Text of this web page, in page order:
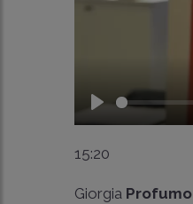
Play
15:20
Giorgia Profumo